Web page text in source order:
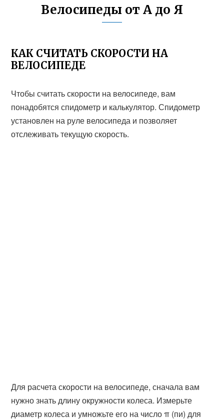
Велосипеды от А до Я
КАК СЧИТАТЬ СКОРОСТИ НА
ВЕЛОСИПЕДЕ
Чтобы считать скорости на велосипеде, вам
понадобятся спидометр и калькулятор. Спидометр
установлен на руле велосипеда и позволяет
отслеживать текущую скорость.
Для расчета скорости на велосипеде, сначала вам
нужно знать длину окружности колеса. Измерьте
диаметр колеса и умножьте его на число π (пи) для